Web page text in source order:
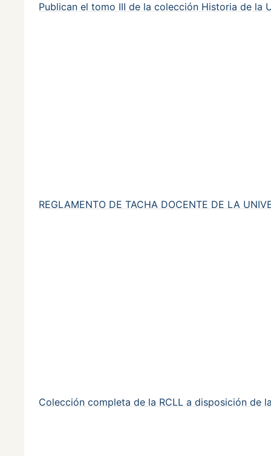
Publican el tomo III de la colección Historia de la
REGLAMENTO DE TACHA DOCENTE DE LA
Colección completa de la RCLL a disposición de